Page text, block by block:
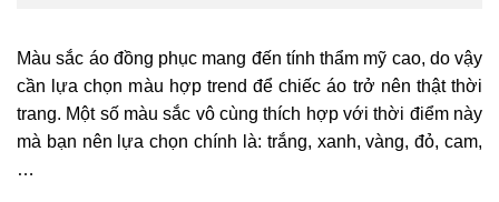
Màu sắc áo đồng phục mang đến tính thẩm mỹ cao, do vậy
cần lựa chọn màu hợp trend để chiếc áo trở nên thật thời
trang. Một số màu sắc vô cùng thích hợp với thời điểm này
mà bạn nên lựa chọn chính là: trắng, xanh, vàng, đỏ, cam,
…